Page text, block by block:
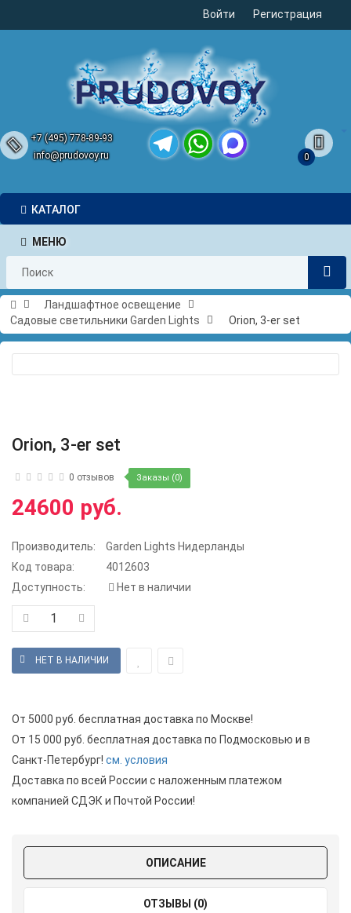
Войти Регистрация
+7 (495) 778-89-93
info@prudovoy.ru
0
КАТАЛОГ
МЕНЮ
Ландшафтное освещение
Садовые светильники Garden Lights
Orion, 3-er set
Orion, 3-er set
0 отзывов Заказы (0)
24600 руб.
Производитель:
Garden Lights Нидерланды
Код товара:
4012603
Доступность:
Нет в наличии
От 5000 руб. бесплатная доставка по Москве!
От 15 000 руб. бесплатная доставка по Подмосковью и в
Санкт-Петербург! см. условия
Доставка по всей России с наложенным платежом
компанией СДЭК и Почтой России!
ОПИСАНИЕ
ОТЗЫВЫ (0)